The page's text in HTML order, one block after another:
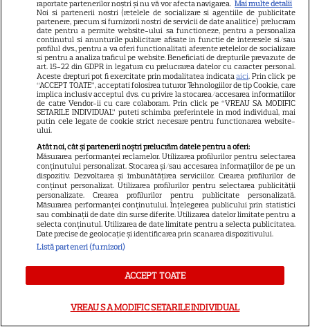
Litoral
Alexandru Ciucu, fostul soț al
Alinei Sorescu, nu a fost lăsat
să intre la Nibiru. „Am aflat cu
tristețe”, a povestit el. De ce a
fost întors din drum designerul
Lumea, dacă vrea să vadă ce
înseamnă să fii prost, se uită la
România”. Traian Băsescu,
reacție dură despre criza
energetică. Fostul președinte a
spus clar a cui e vina pentru
situația în care a ajuns țara
raportate partenerilor noștri și nu vă vor afecta navigarea. Mai multe detalii
Noi si partenerii nostri (retelele de socializare si agentiile de publicitate
partenere, precum si furnizorii nostri de servicii de date analitice) prelucram
date pentru a permite website-ului sa functioneze, pentru a personaliza
continutul si anunturile publicitare afisate in functie de interesele si/sau
profilul dvs., pentru a va oferi functionalitati aferente retelelor de socializare
si pentru a analiza traficul pe website. Beneficiati de drepturile prevazute de
art. 15-22 din GDPR in legatura cu prelucrarea datelor cu caracter personal.
Aceste drepturi pot fi exercitate prin modalitatea indicataaici. Prin click pe
“ACCEPT TOATE”, acceptati folosirea tuturor Tehnologiilor de tip Cookie, care
implica inclusiv acceptul dvs. cu privire la stocarea/accesarea informatiilor
de catre Vendor-ii cu care colaboram. Prin click pe “VREAU SA MODIFIC
SETARILE INDIVIDUAL” puteti schimba preferintele in mod individual, mai
putin cele legate de cookie strict necesare pentru functionarea website-
ului.
Atât noi, cât și partenerii noștri prelucrăm datele pentru a oferi:
Măsurarea performanței reclamelor. Utilizarea profilurilor pentru selectarea
conținutului personalizat. Stocarea și/sau accesarea informațiilor de pe un
dispozitiv. Dezvoltarea și îmbunătățirea serviciilor. Crearea profilurilor de
conținut personalizat. Utilizarea profilurilor pentru selectarea publicității
personalizate. Crearea profilurilor pentru publicitate personalizată.
Măsurarea performanței conținutului. Înțelegerea publicului prin statistici
sau combinații de date din surse diferite. Utilizarea datelor limitate pentru a
selecta conținutul. Utilizarea de date limitate pentru a selecta publicitatea.
Date precise de geolocație și identificarea prin scanarea dispozitivului.
Listă parteneri (furnizori)
ACCEPT TOATE
VREAU SA MODIFIC SETARILE INDIVIDUAL